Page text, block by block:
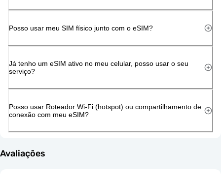
Posso usar meu SIM físico junto com o eSIM?
Já tenho um eSIM ativo no meu celular, posso usar o seu
serviço?
Posso usar Roteador Wi-Fi (hotspot) ou compartilhamento de
conexão com meu eSIM?
Avaliações